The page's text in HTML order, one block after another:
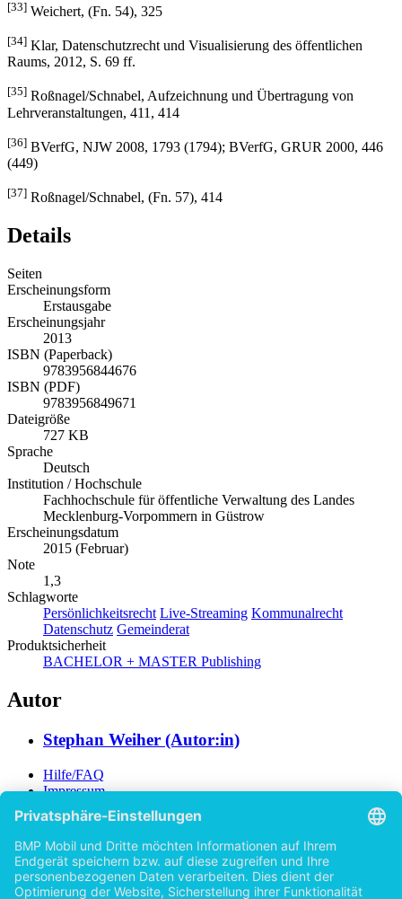
Internetveröffentlichungen, VuR 2009, 323, 325
[33] Weichert, (Fn. 54), 325
Raums, 2012, S. 69 ff.
Lehrveranstaltungen, 411, 414
[36]
(449)
Roßnagel/Schnabel, (Fn. 57), 414
Details
Erscheinungsform
Erstausgabe
Erscheinungsjahr
2013
ISBN (Paperback)
9783956844676
ISBN (PDF)
9783956849671
Dateigröße
727 KB
Sprache
Deutsch
Institution / Hochschule
Fachhochschule für öffentliche Verwaltung des Landes
Mecklenburg-Vorpommern in Güstrow
Erscheinungsdatum
2015 (Februar)
Note
1,3
Schlagworte
Persönlichkeitsrecht
Datenschutz Gemeinderat
BACHELOR + MASTER Publishing
Autor
Stephan Weiher (Autor:in)
Hilfe/FAQ
Impressum
Datenschutz
AGB
Vertrag widerrufen